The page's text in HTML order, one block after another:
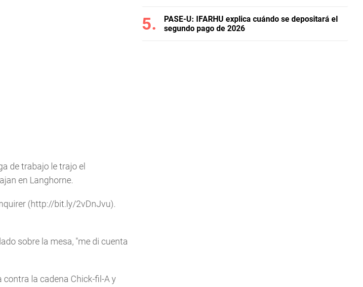
de trabajo le trajo el
en Langhorne.
(http://bit.ly/2vDnJvu).
sobre la mesa, "me di cuenta
la cadena Chick-fil-A y
PASE-U: IFARHU explica cuándo se depositará el
segundo pago de 2026